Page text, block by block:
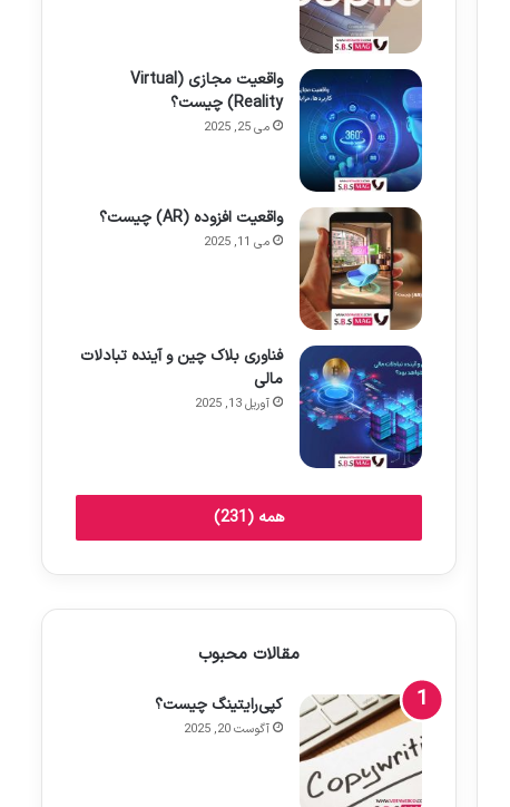
واقعیت مجازی (Virtual
Reality) چیست؟
می 25, 2025
واقعیت افزوده (AR) چیست؟
می 11, 2025
فناوری بلاک چین و آینده تبادلات
مالی
آوریل 13, 2025
همه (231)
مقالات محبوب
کپی‌رایتینگ چیست؟
آگوست 20, 2025